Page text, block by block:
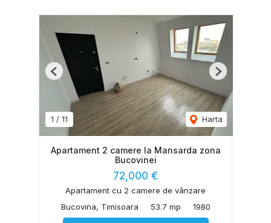
1 / 11 Harta
Previous Next
Apartament 2 camere la Mansarda zona
Bucovinei
72,000 €
Apartament cu 2 camere de vânzare
Bucovina, Timisoara
53.7 mp 1980